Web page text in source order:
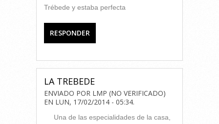
Trébede y estaba perfecta
RESPONDER
LA TREBEDE
ENVIADO POR LMP (NO VERIFICADO)
EN LUN, 17/02/2014 - 05:34.
Una de las especialidades de la casa,